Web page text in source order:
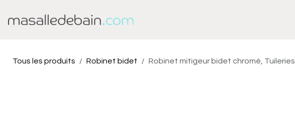
Tous les produits Robinet bidet Robinet mitigeur bidet chromé, Tuileries